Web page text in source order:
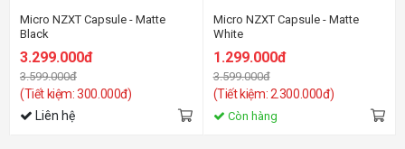
Micro NZXT Capsule - Matte
Black
3.299.000đ
3.599.000đ
(Tiết kiệm: 300.000đ)
Liên hệ
Micro NZXT Capsule - Matte
White
1.299.000đ
3.599.000đ
(Tiết kiệm: 2.300.000đ)
Còn hàng